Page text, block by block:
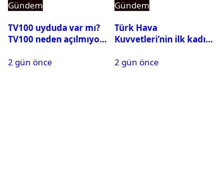
Gündem
TV100 uyduda var mı?
TV100 neden açılmıyor?
2 gün önce
Gündem
Türk Hava
Kuvvetleri’nin ilk kadın
Karapınar hakkında
2 gün önce